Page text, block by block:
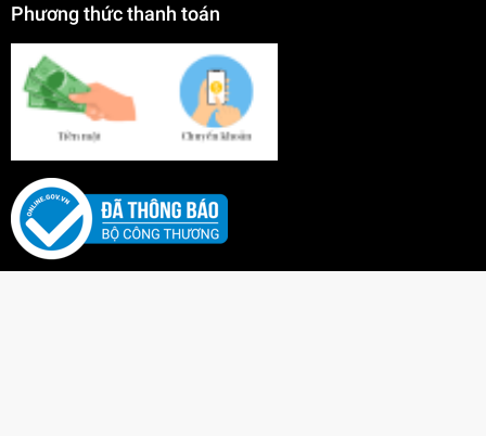
Độ tuổi phù hợp: 3+
Hướng Dẫn Sử Dụng
Nhúng đầu phun của cây thụt nước ngập vào chậu
nước hoặc bể bơi.
Kéo tay cầm phía trên lên để hút nước đầy vào trong
thân ống.
Rút cây thụt lên, hướng đầu phun về phía mục tiêu và
Phương thức thanh toán